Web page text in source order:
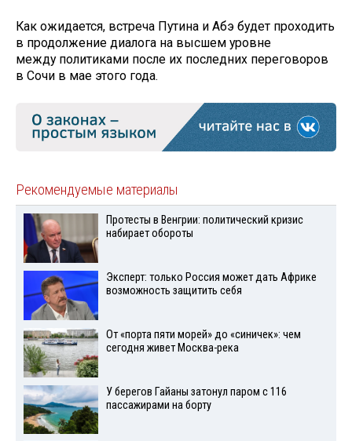
Как ожидается, встреча Путина и Абэ будет проходить
в продолжение диалога на высшем уровне
между политиками после их последних переговоров
в Сочи в мае этого года.
Рекомендуемые материалы
Протесты в Венгрии: политический кризис
набирает обороты
Эксперт: только Россия может дать Африке
возможность защитить себя
От «порта пяти морей» до «синичек»: чем
сегодня живет Москва-река
У берегов Гайаны затонул паром с 116
пассажирами на борту